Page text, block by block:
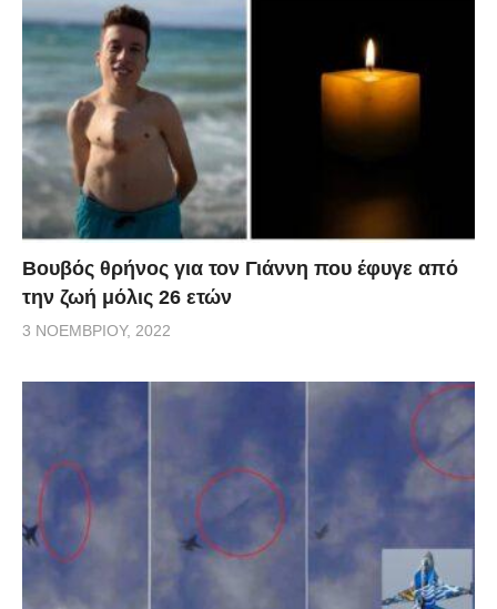
Βουβός θρήνος για τον Γιάννη που έφυγε από
την ζωή μόλις 26 ετών
3 ΝΟΕΜΒΡΊΟΥ, 2022